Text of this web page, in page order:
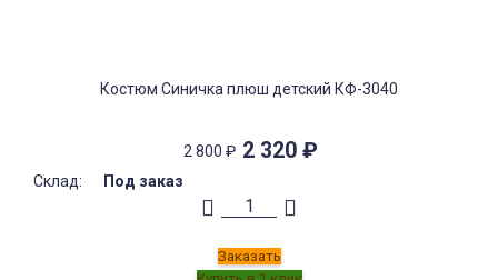
Костюм Синичка плюш детский КФ-3040
2 800 ₽ 2 320 ₽
Склад: Под заказ
Заказать